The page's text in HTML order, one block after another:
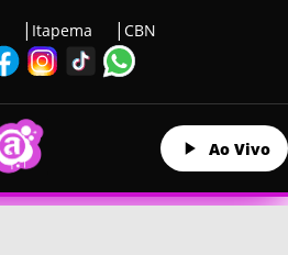
Itapema CBN
Ao Vivo